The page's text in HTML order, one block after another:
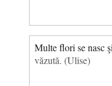
Multe flori se nasc
văzută. (Ulise)